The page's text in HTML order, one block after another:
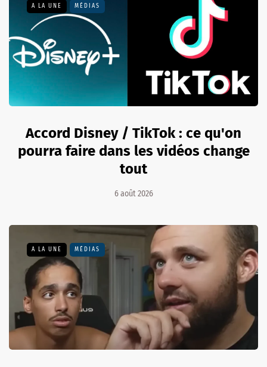
A LA UNE MÉDIAS
Accord Disney / TikTok : ce qu'on
pourra faire dans les vidéos change
tout
6 août 2026
A LA UNE MÉDIAS